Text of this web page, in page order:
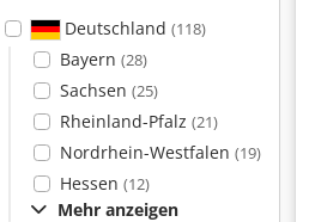
Deutschland (118)
Bayern (28)
Sachsen (25)
Rheinland-Pfalz (21)
Nordrhein-Westfalen (19)
Hessen (12)
Mehr anzeigen